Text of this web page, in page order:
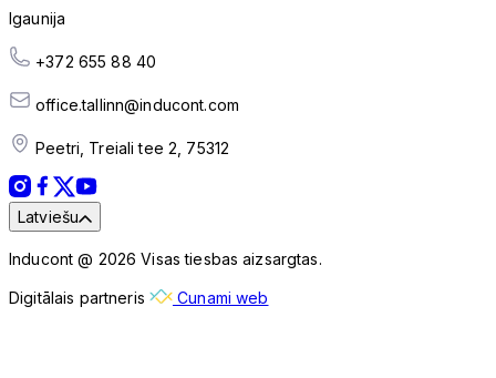
Igaunija
+372 655 88 40
office.tallinn@inducont.com
Peetri, Treiali tee 2, 75312
Latviešu
Inducont @ 2026 Visas tiesbas aizsargtas.
Digitālais partneris Cunami web